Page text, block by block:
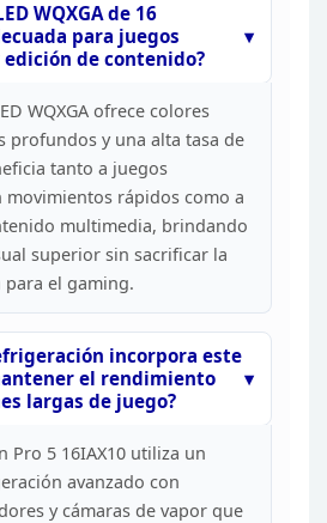
WQXGA de 16
para juegos
decontenido?
WQXGA ofrece colores
profundos y una alta tasa de
tanto a juegos
rápidos como a
multimedia, brindando
superior sin sacrificar la
para el gaming.
incorpora este
el rendimiento
largas de juego?
Pro 5 16IAX10 utiliza un
avanzado con
y cámaras de vapor que